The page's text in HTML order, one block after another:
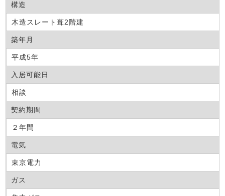
構造
木造スレート葺2階建
築年月
平成5年
入居可能日
相談
契約期間
２年間
電気
東京電力
ガス